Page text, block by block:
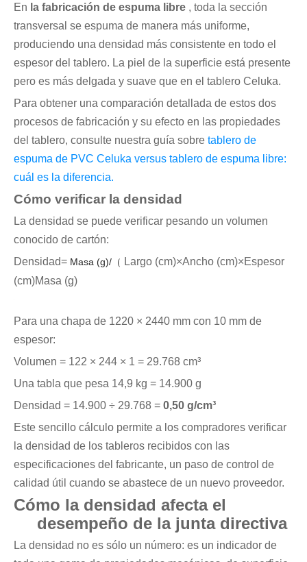
En la fabricación de espuma libre , toda la sección
transversal se espuma de manera más uniforme,
produciendo una densidad más consistente en todo el
espesor del tablero. La piel de la superficie está presente
pero es más delgada y suave que en el tablero Celuka.
Para obtener una comparación detallada de estos dos
procesos de fabricación y su efecto en las propiedades
del tablero, consulte nuestra guía sobre tablero de
espuma de PVC Celuka versus tablero de espuma libre:
cuál es la diferencia.
Cómo verificar la densidad
La densidad se puede verificar pesando un volumen
conocido de cartón:
Densidad= Masa (g)/（ Largo (cm)×Ancho (cm)×Espesor
(cm)Masa (g)
Para una chapa de 1220 × 2440 mm con 10 mm de
espesor:
Volumen = 122 × 244 × 1 = 29.768 cm³
Una tabla que pesa 14,9 kg = 14.900 g
Densidad = 14.900 ÷ 29.768 = 0,50 g/cm³
Este sencillo cálculo permite a los compradores verificar
la densidad de los tableros recibidos con las
especificaciones del fabricante, un paso de control de
calidad útil cuando se abastece de un nuevo proveedor.
Cómo la densidad afecta el
desempeño de la junta directiva
La densidad no es sólo un número: es un indicador de